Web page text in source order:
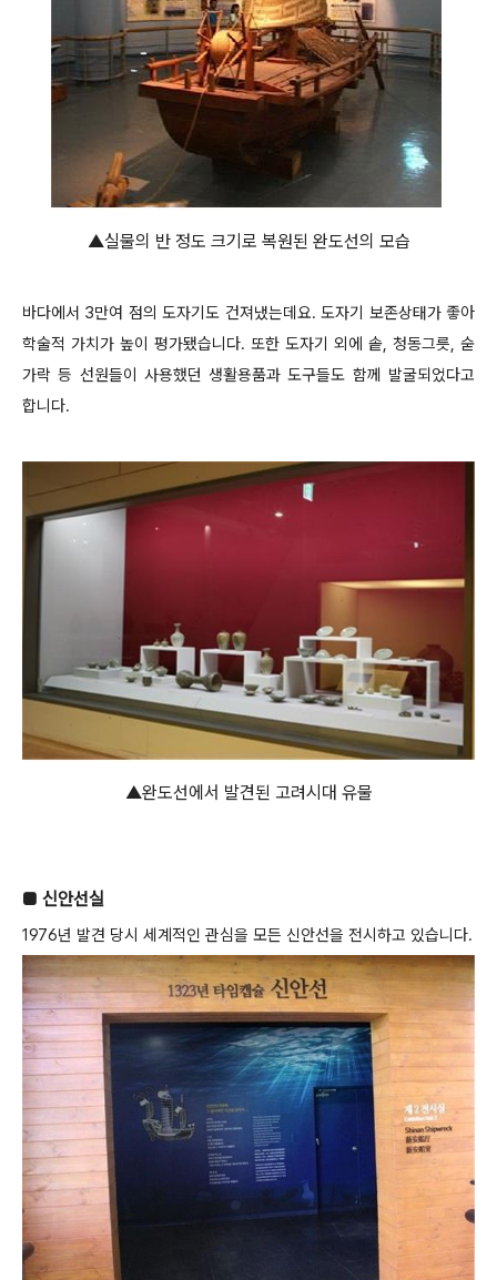
▲실물의 반 정도 크기로 복원된 완도선의 모습
바다에서 3만여 점의 도자기도 건져냈는데요. 도자기 보존상태가 좋아
학술적 가치가 높이 평가됐습니다. 또한 도자기 외에 솥, 청동그릇, 숟
가락 등 선원들이 사용했던 생활용품과 도구들도 함께 발굴되었다고
합니다.
▲완도선에서 발견된 고려시대 유물
■ 신안선실
1976년 발견 당시 세계적인 관심을 모든 신안선을 전시하고 있습니다.